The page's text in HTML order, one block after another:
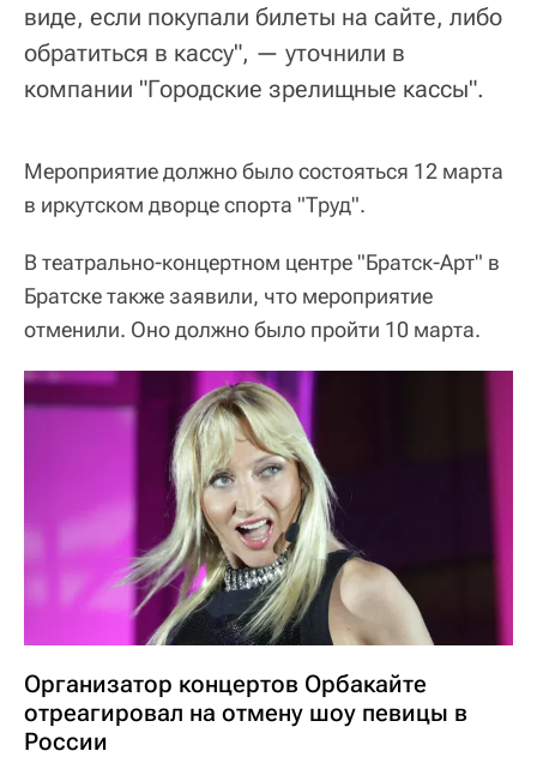
виде, если покупали билеты на сайте, либо
обратиться в кассу", — уточнили в
компании "Городские зрелищные кассы".
Мероприятие должно было состояться 12 марта
в иркутском дворце спорта "Труд".
В театрально-концертном центре "Братск-Арт" в
Братске также заявили, что мероприятие
отменили. Оно должно было пройти 10 марта.
Организатор концертов Орбакайте
отреагировал на отмену шоу певицы в
России